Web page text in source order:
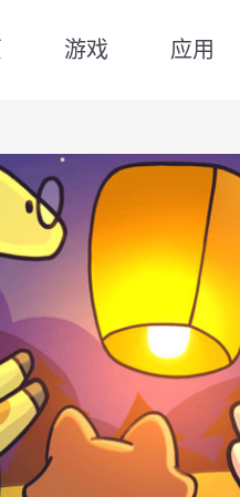
游戏 应用